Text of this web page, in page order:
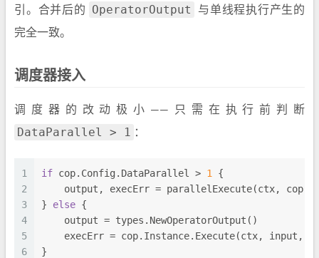
引。合并后的
OperatorOutput
与单线程执行产生的
完全一致。
调度器接入
调度器的改动极小——只需在执行前判断
DataParallel > 1 ：
1
2
3
4
5
6
if cop.Config.DataParallel > 1
{
output, execErr = parallelExecute(ctx, cop,
} else {
    output = types.NewOperatorOutput()
execErr = cop.Instance.Execute(ctx, input,
}